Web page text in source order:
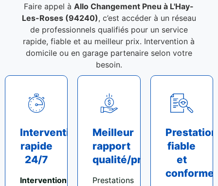
Faire appel àAllo Changement Pneu à L'Hay-
Les-Roses (94240), c’est accéder à un réseau
de professionnels qualifiés pour un service
rapide, fiable et au meilleur prix. Intervention à
domicile ou en garage partenaire selon votre
besoin.
Intervention
rapide
24/7
Intervention
Meilleur
rapport
qualité/prix
Prestations
Prestation
fiable
et
conforme